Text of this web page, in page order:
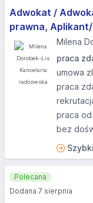
Adwokat /
prawna,
Milena
praca
umowa
praca
praca
bez
Polecana
Dodana 7 sierpnia